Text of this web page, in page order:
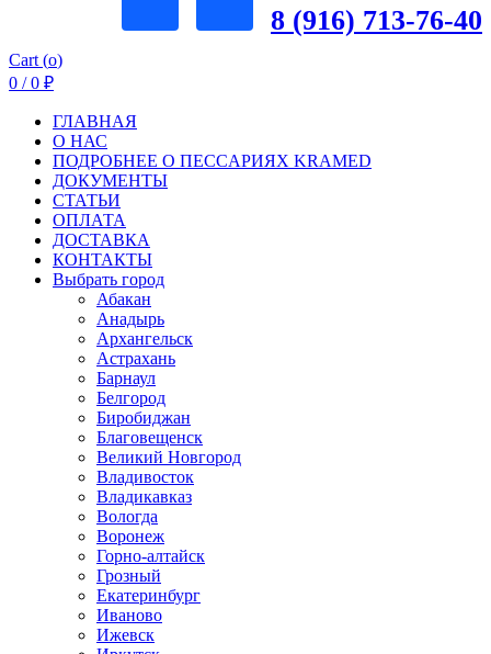
8 (916) 713-76-40
Cart (o)
0 / 0 ₽
ГЛАВНАЯ
О НАС
ПОДРОБНЕЕ О ПEСCАРИЯХ KRAMED
ДОКУМЕНТЫ
СТАТЬИ
ОПЛАТА
ДОСТАВКА
КОНТАКТЫ
Выбрать город
Абакан
Анадырь
Архангельск
Астрахань
Барнаул
Белгород
Биробиджан
Благовещенск
Великий Новгород
Владивосток
Владикавказ
Вологда
Воронеж
Горно-алтайск
Грозный
Екатеринбург
Иваново
Ижевск